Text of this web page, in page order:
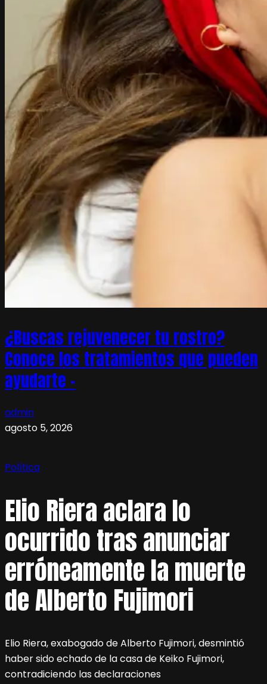
¿Buscas rejuvenecer tu rostro?
Conoce los tratamientos que pueden
ayudarte –
admin
agosto 5, 2026
Política
Elio Riera aclara lo
ocurrido tras anunciar
erróneamente la muerte
de Alberto Fujimori
Elio Riera, exabogado de Alberto Fujimori, desmintió
haber sido echado de la casa de Keiko Fujimori,
contradiciendo las declaraciones